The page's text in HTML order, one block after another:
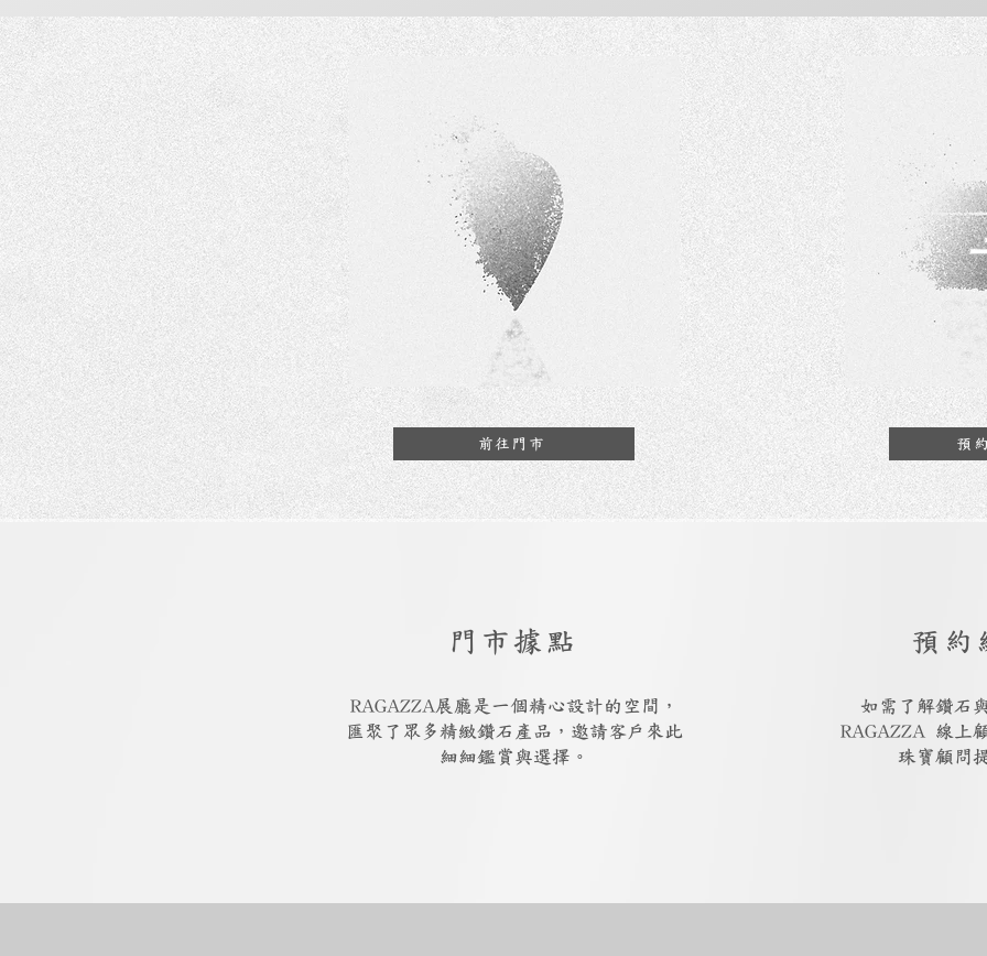
前往門市 預
門市據點
RAGAZZA展廳是一個精心設計的空間，
匯聚了眾多精緻鑽石產品，邀請客戶來此
細細鑑賞與選擇。
預約
如需了解鑽石
RAGAZZA 線上
珠寶顧問